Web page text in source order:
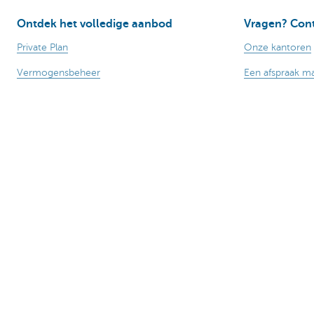
Ontdek het volledige aanbod
Private Plan
Vermogensbeheer
Vragen?
Onze kantoren
Een afspraak